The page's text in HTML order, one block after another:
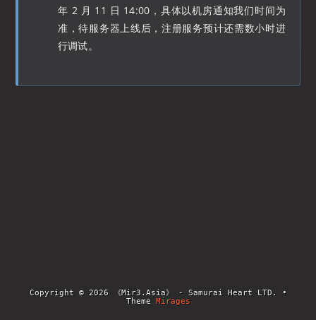
年 2 月 11 日 14:00，具体以机房通知我们时间为
准，待服务器上线后，注册服务预计还需数小时进
行调试。
Copyright © 2026 《Mir3.Asia》 - Samurai Heart LTD. •
Theme Mirages